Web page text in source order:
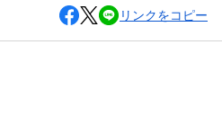
リンクをコピー